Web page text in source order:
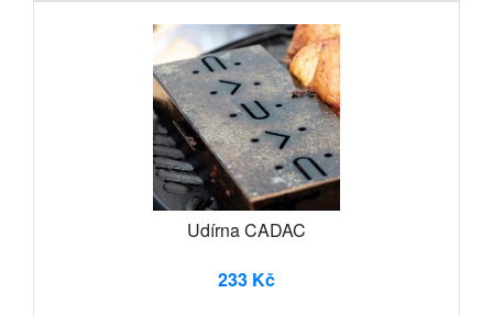
Udírna CADAC
233 Kč